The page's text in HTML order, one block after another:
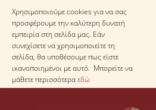
Χρησιμοποιούμε cookies για να σας
προσφέρουμε την καλύτερη δυνατή
εμπειρία στη σελίδα μας. Εάν
συνεχίσετε να χρησιμοποιείτε τη
σελίδα, θα υποθέσουμε πως είστε
ικανοποιημένοι με αυτό. Μπορείτε να
μάθετε περισσότεραεδώ